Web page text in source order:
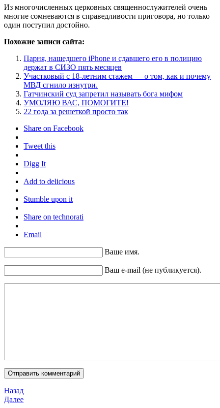
Из многочисленных церковных священнослужителей очень
многие сомневаются в справедливости приговора, но только
один поступил достойно.
Похожие записи сайта:
Парня, нашедшего iPhone и сдавшего его в полицию
держат в СИЗО пять месяцев
Участковый с 18-летним стажем — о том, как и почему
МВД сгнило изнутри.
Гатчинский суд запретил называть бога мифом
УМОЛЯЮ ВАС, ПОМОГИТЕ!
22 года за решеткой просто так
Share on Facebook
Tweet this
Digg It
Add to delicious
Stumble upon it
Share on technorati
Email
Ваше имя.
Ваш e-mail (не публикуется).
Назад
Далее